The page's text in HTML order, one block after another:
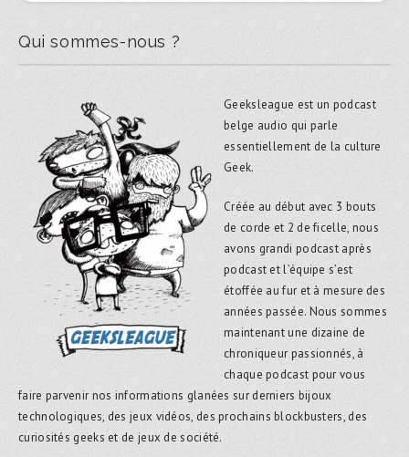
Qui sommes-nous ?
Geeksleague est un podcast
belge audio qui parle
essentiellement de la culture
Geek.
Créée au début avec 3 bouts
de corde et 2 de ficelle, nous
avons grandi podcast après
podcast et l’équipe s’est
étoffée au fur et à mesure des
années passée. Nous sommes
maintenant une dizaine de
chroniqueur passionnés, à
chaque podcast pour vous
faire parvenir nos informations glanées sur derniers bijoux
technologiques, des jeux vidéos, des prochains blockbusters, des
curiosités geeks et de jeux de société.